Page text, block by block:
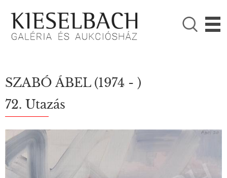

KÉRJÜK VÁLASSZON!
Festmények
SZABÓ ÁBEL (1974 - )
72. Utazás